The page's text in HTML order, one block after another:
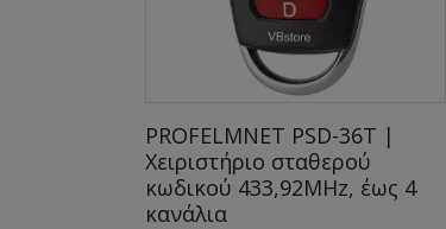
PROFELMNET PSD-36T |
Χειριστήριο σταθερού
κωδικού 433,92MHz, έως 4
κανάλια